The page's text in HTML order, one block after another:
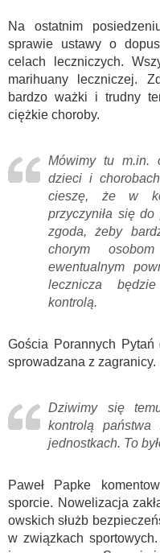
Na ostatnim
sprawie ustawy o
celach leczniczych.
marihuany leczniczej.
bardzo ważki i trudny
ciężkie choroby.
Mówimy tu m.in.
dzieci i
cieszę, że w
przyczyniła się
zgoda, żeby
chorym
ewentualnym
lecznicza
kontrolą.
Gościa Porannych
sprowadzana z zagranicy.
Dziwimy się
kontrolą
jednostkach. To
Paweł Papke
sporcie. Nowelizacja
owskich służb
w związkach